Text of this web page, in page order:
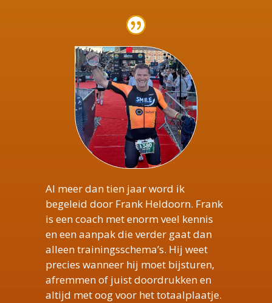
Al meer dan tien jaar word ik
begeleid door Frank Heldoorn. Frank
is een coach met enorm veel kennis
en een aanpak die verder gaat dan
alleen trainingsschema’s. Hij weet
precies wanneer hij moet bijsturen,
afremmen of juist doordrukken en
altijd met oog voor het totaalplaatje.